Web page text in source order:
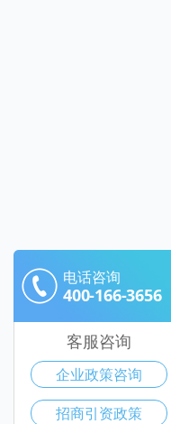
电话咨询
400-166-3656
客服咨询
企业政策咨询
招商引资政策